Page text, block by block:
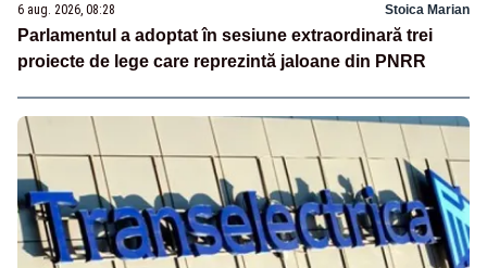
6 aug. 2026, 08:28 Stoica Marian
Parlamentul a adoptat în sesiune extraordinară trei
proiecte de lege care reprezintă jaloane din PNRR